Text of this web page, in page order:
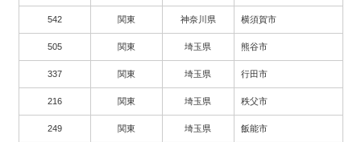
542 関東 神奈川県 横須賀市
505 関東 埼玉県 熊谷市
337 関東 埼玉県 行田市
216 関東 埼玉県 秩父市
249 関東 埼玉県 飯能市